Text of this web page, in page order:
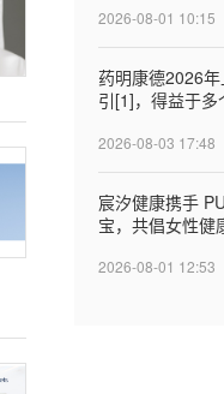
2026-08-01 10:15
药明康德2026
引[1]，得益于
2026-08-03 17:48
宸汐健康携手
宝，共倡女性健
2026-08-01 12:53